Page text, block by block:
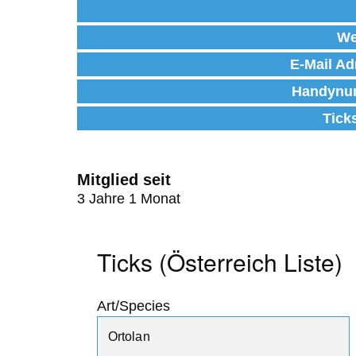
E-Mail
Mitglied seit
3 Jahre 1 Monat
Ticks (Österreich Liste)
Art/Species